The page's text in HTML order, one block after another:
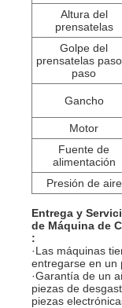
Altura del
prensatelas
Golpe del
prensatelas
paso
Gancho
Motor
Fuente de
alimentación
Presión de aire
Entrega y
de Máquina de
:
·Las máquinas
entregarse en un
·Garantía de un
piezas de
piezas